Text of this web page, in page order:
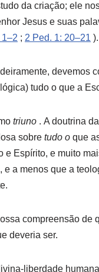
da criação; ele
Jesus e suas
1–2 ; 2 Ped. 1: 20–21 ).
devemos
tudo o que a
triuno . A doutrina
sobre tudo o que
e Espírito, e muito
e a menos que a
compreensão
deveria ser.
liberdade